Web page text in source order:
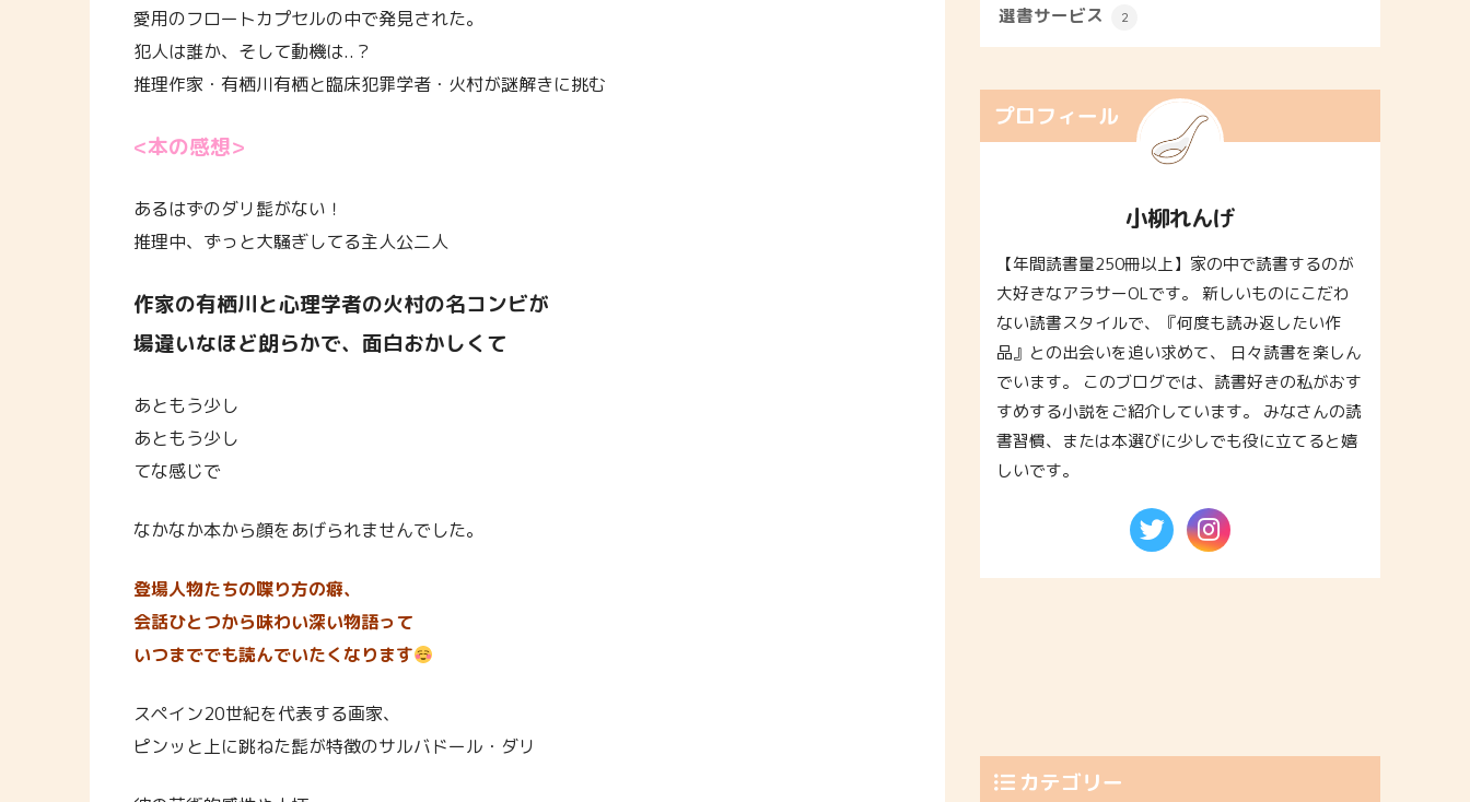
愛用のフロートカプセルの中で発見された。
犯人は誰か、そして動機は..？
推理作家・有栖川有栖と臨床犯罪学者・火村が謎解きに挑む
<本の感想>
あるはずのダリ髭がない！
推理中、ずっと大騒ぎしてる主人公二人
作家の有栖川と心理学者の火村の名コンビが
場違いなほど朗らかで、面白おかしくて
あともう少し
あともう少し
てな感じで
なかなか本から顔をあげられませんでした。
登場人物たちの喋り方の癖、
会話ひとつから味わい深い物語って
いつまででも読んでいたくなります
スペイン20世紀を代表する画家、
ピンッと上に跳ねた髭が特徴のサルバドール・ダリ
選書サービス 2
プロフィール
小柳れんげ
【年間読書量250冊以上】家の中で読書するのが
大好きなアラサーOLです。 新しいものにこだわ
ない読書スタイルで、『何度も読み返したい作
品』との出会いを追い求めて、 日々読書を楽しん
でいます。 このブログでは、読書好きの私がおす
すめする小説をご紹介しています。 みなさんの読
書習慣、または本選びに少しでも役に立てると嬉
しいです。
カテゴリー